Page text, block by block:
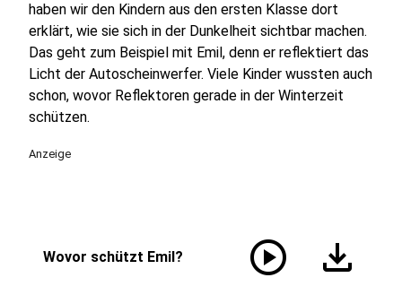
haben wir den Kindern aus den ersten Klasse dort
erklärt, wie sie sich in der Dunkelheit sichtbar machen.
Das geht zum Beispiel mit Emil, denn er reflektiert das
Licht der Autoscheinwerfer. Viele Kinder wussten auch
schon, wovor Reflektoren gerade in der Winterzeit
schützen.
Anzeige
Wovor schützt Emil? play_circle download